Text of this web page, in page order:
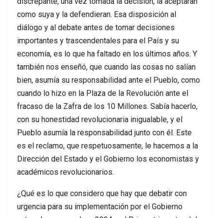
como suya y la defendieran. Esa disposición al
diálogo y al debate antes de tomar decisiones
importantes y trascendentales para el País y su
economía, es lo que ha faltado en los últimos años. Y
también nos enseñó, que cuando las cosas no salían
bien, asumía su responsabilidad ante el Pueblo, como
cuando lo hizo en la Plaza de la Revolución ante el
fracaso de la Zafra de los 10 Millones. Sabía hacerlo,
con su honestidad revolucionaria inigualable, y el
Pueblo asumía la responsabilidad junto con él. Este
es el reclamo, que respetuosamente, le hacemos a la
Dirección del Estado y el Gobierno los economistas y
académicos revolucionarios.
¿Qué es lo que considero que hay que debatir con
urgencia para su implementación por el Gobierno